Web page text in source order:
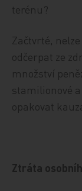
terénu?
Začtvrté,
odčerpat ze
množství
stamilionové
opakovat
Ztráta